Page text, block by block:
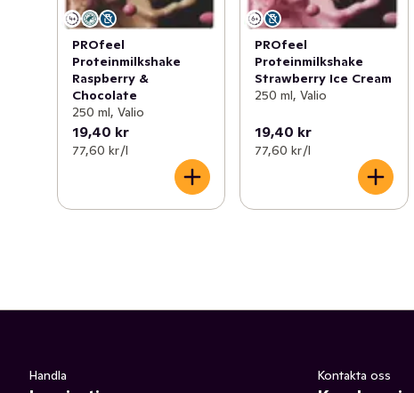
PROfeel
Proteinmilkshake
Raspberry &
Chocolate
250 ml, Valio
19,40 kr
77,60 kr /l
PROfeel
Proteinmilkshake
Strawberry Ice Cream
250 ml, Valio
19,40 kr
77,60 kr /l
Handla Kontakta oss